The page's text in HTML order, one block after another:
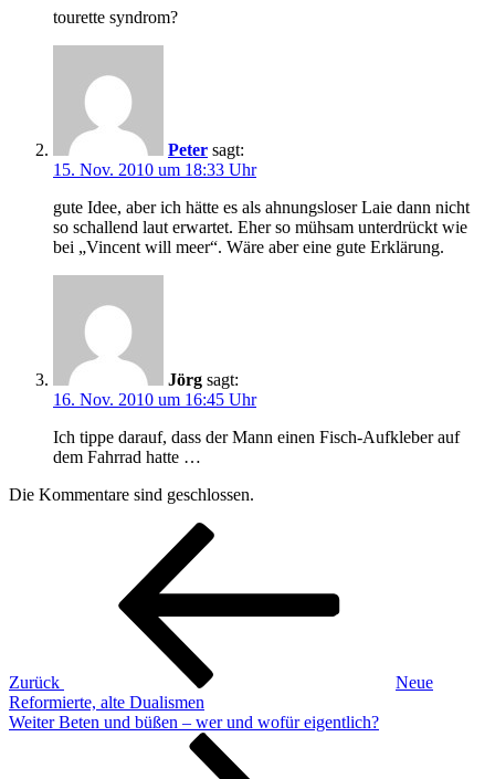
tourette syndrom?
Peter sagt:
15. Nov. 2010 um 18:33 Uhr
gute Idee, aber ich hätte es als ahnungsloser Laie dann nicht
so schallend laut erwartet. Eher so mühsam unterdrückt wie
bei „Vincent will meer“. Wäre aber eine gute Erklärung.
Jörg sagt:
16. Nov. 2010 um 16:45 Uhr
Ich tippe darauf, dass der Mann einen Fisch-Aufkleber auf
dem Fahrrad hatte …
Die Kommentare sind geschlossen.
Beitragsnavigation
Zurück
Neue
Reformierte, alte Dualismen
Nächster
Weiter Beten und büßen – wer und wofür eigentlich?